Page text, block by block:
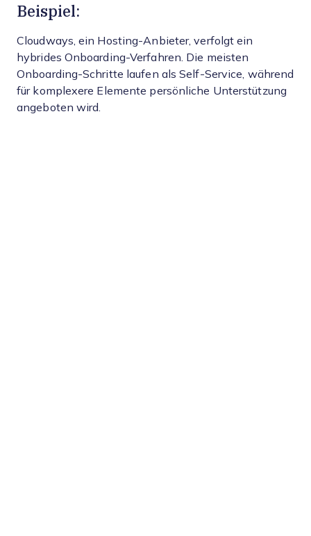
Beispiel:
Cloudways, ein Hosting-Anbieter, verfolgt ein
hybrides Onboarding-Verfahren. Die meisten
Onboarding-Schritte laufen als Self-Service, während
für komplexere Elemente persönliche Unterstützung
angeboten wird.